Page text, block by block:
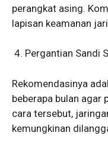
perangkat asing.
lapisan keamanan
Pergantian Sandi
Rekomendasinya
beberapa bulan agar
cara tersebut,
kemungkinan